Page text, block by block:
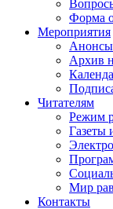
Форма
Мероприятия
Анонсы
Архив
Читателям
Режим
Газеты
Мир
Контакты